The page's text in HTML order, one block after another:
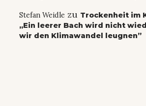
Stefan Weidle zu Trockenheit im
„Ein leerer Bach wird nicht
wir den Klimawandel leugnen”